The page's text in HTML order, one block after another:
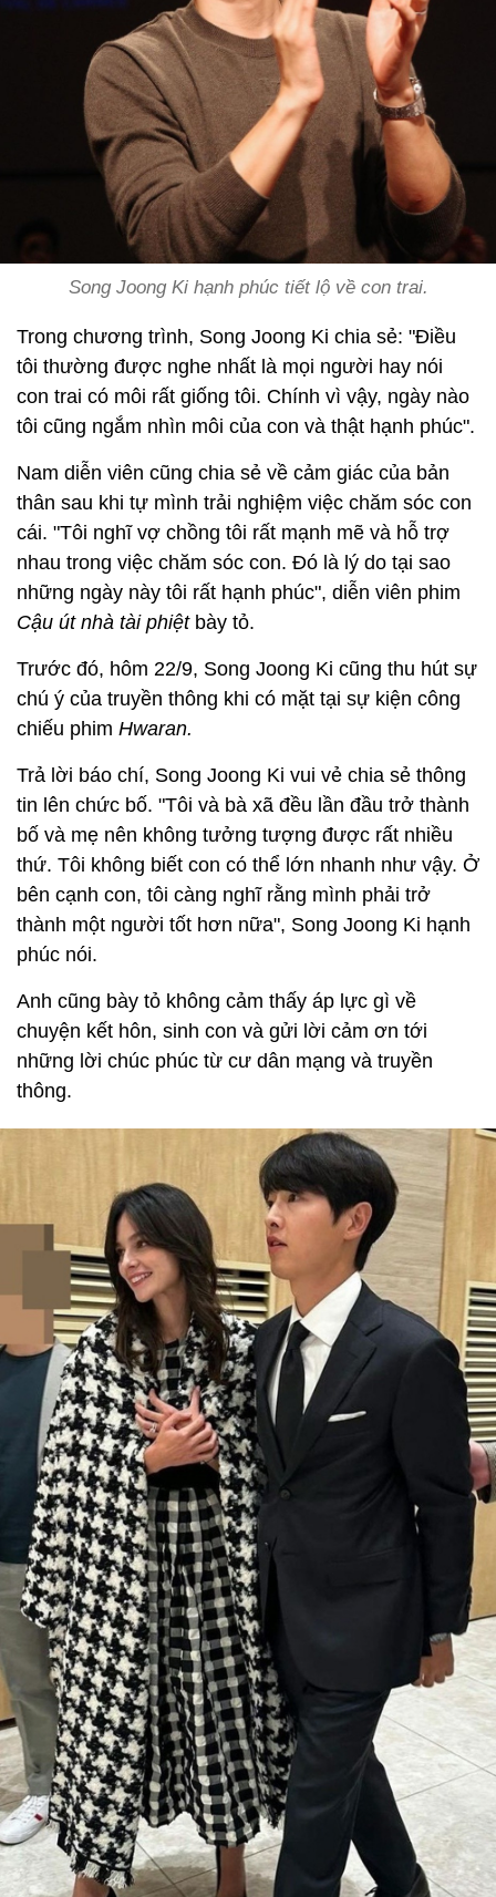
Song Joong Ki hạnh phúc tiết lộ về con trai.
Trong chương trình, Song Joong Ki chia sẻ: "Điều
tôi thường được nghe nhất là mọi người hay nói
con trai có môi rất giống tôi. Chính vì vậy, ngày nào
tôi cũng ngắm nhìn môi của con và thật hạnh phúc".
Nam diễn viên cũng chia sẻ về cảm giác của bản
thân sau khi tự mình trải nghiệm việc chăm sóc con
cái. "Tôi nghĩ vợ chồng tôi rất mạnh mẽ và hỗ trợ
nhau trong việc chăm sóc con. Đó là lý do tại sao
những ngày này tôi rất hạnh phúc", diễn viên phim
Cậu út nhà tài phiệtbày tỏ.
Trước đó, hôm 22/9, Song Joong Ki cũng thu hút sự
chú ý của truyền thông khi có mặt tại sự kiện công
chiếu phim Hwaran.
Trả lời báo chí, Song Joong Ki vui vẻ chia sẻ thông
tin lên chức bố. "Tôi và bà xã đều lần đầu trở thành
bố và mẹ nên không tưởng tượng được rất nhiều
thứ. Tôi không biết con có thể lớn nhanh như vậy. Ở
bên cạnh con, tôi càng nghĩ rằng mình phải trở
thành một người tốt hơn nữa", Song Joong Ki hạnh
phúc nói.
Anh cũng bày tỏ không cảm thấy áp lực gì về
chuyện kết hôn, sinh con và gửi lời cảm ơn tới
những lời chúc phúc từ cư dân mạng và truyền
thông.